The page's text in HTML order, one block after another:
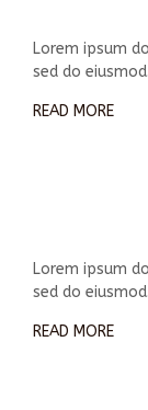
Lorem ipsum
sed do eiusmod.
READ MORE
Lorem ipsum
sed do eiusmod.
READ MORE